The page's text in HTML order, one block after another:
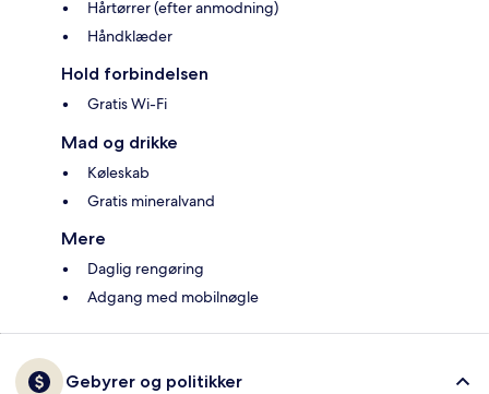
Hårtørrer (efter anmodning)
Håndklæder
Hold forbindelsen
Gratis Wi-Fi
Mad og drikke
Køleskab
Gratis mineralvand
Mere
Daglig rengøring
Adgang med mobilnøgle
Gebyrer og politikker